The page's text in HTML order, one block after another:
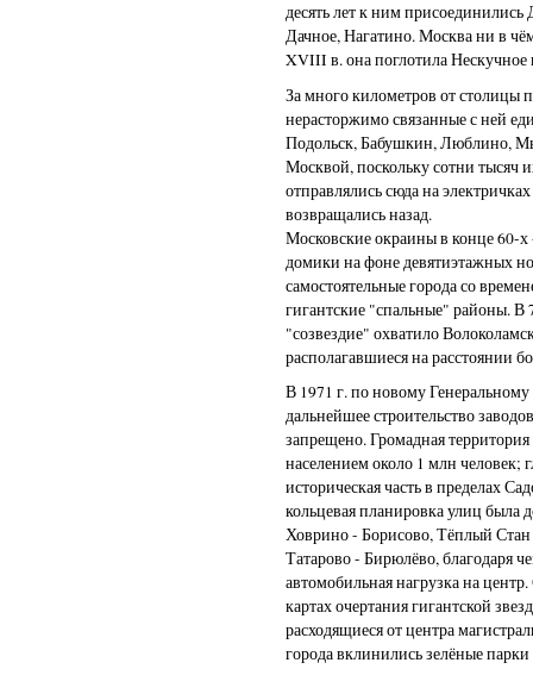
десять лет к ним
Дачное, Нагатино. Москва ни в
XVIII в. она поглотила
За много километров от столицы
нерасторжимо связанные с ней
Подольск, Бабушкин, Люблино,
Москвой, поскольку сотни тысяч
отправлялись сюда на
возвращались назад.
Московские окраины в конце 60-х
домики на фоне девятиэтажных
самостоятельные города со
гигантские "спальные" районы. В
"созвездие" охватило
располагавшиеся на расстоянии
В 1971 г. по новому
дальнейшее строительство
запрещено. Громадная
населением около 1 млн человек;
историческая часть в пределах
кольцевая планировка улиц была
Ховрино - Борисово, Тёплый
Татарово - Бирюлёво, благодаря
автомобильная нагрузка на
картах очертания гигантской
расходящиеся от центра
города вклинились зелёные парки